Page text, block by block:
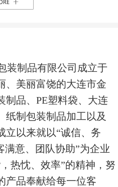
装制品有限公司成立于
、美丽富饶的大连市金
制品、PE塑料袋、大连
纸制包装制品加工以及
立以来就以“诚信、务
满意、团队协助”为企业
热忱、效率”的精神，努
产品奉献给每一位客